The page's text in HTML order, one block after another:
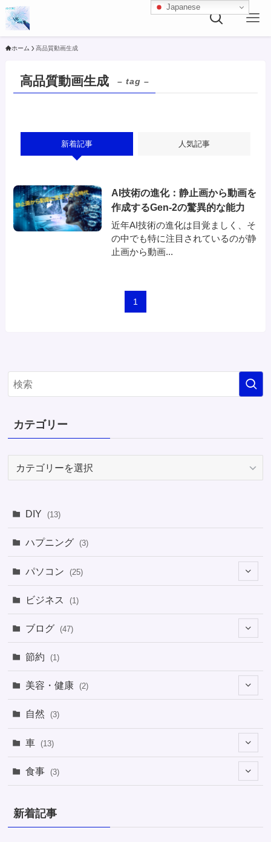
ホーム 高品質動画生成
高品質動画生成 – tag –
新着記事 人気記事
AI技術の進化：静止画から動画を
作成するGen-2の驚異的な能力
近年AI技術の進化は目覚ましく、そ
の中でも特に注目されているのが静
止画から動画...
1
カテゴリー
DIY (13)
ハプニング (3)
パソコン (25)
(8)
(1)
(1) (6)
(4)
(1)
ビジネス (1)
ブログ (47)
節約 (1)
美容・健康 (2)
(1)
自然 (3)
車 (13)
食事 (3)
新着記事
Japanese